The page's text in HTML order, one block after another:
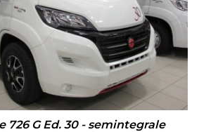
726 G Ed. 30 - semintegrale